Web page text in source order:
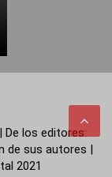
De los editores:
de sus autores |
2021